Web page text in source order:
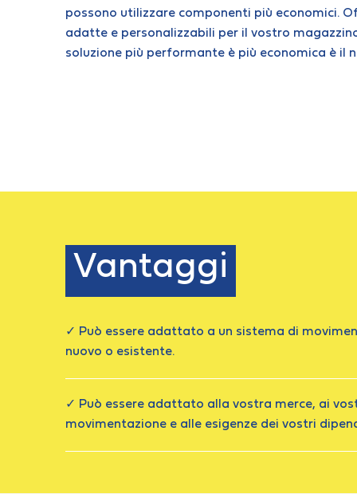
possono utilizzare componenti più economici.
adatte e personalizzabili per il vostro
soluzione più performante è più economica è il
Vantaggi
✓ Può essere adattato a un sistema di
nuovo o esistente.
✓ Può essere adattato alla vostra merce, ai
movimentazione e alle esigenze dei vostri